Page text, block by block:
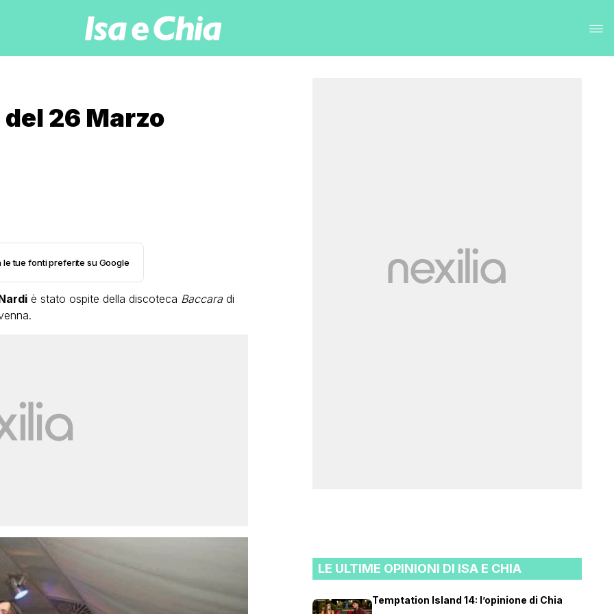
26 Marzo
le tue fonti preferite su Google
è stato ospite della discoteca Baccaradi
LE ULTIME OPINIONI DI ISA E CHIA
Temptation Island 14: l’opinione di Chia